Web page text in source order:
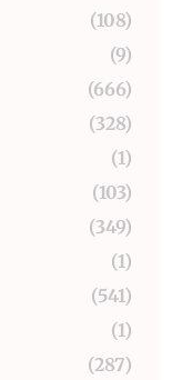
(108)
(9)
(666)
(328)
(1)
(103)
(349)
(1)
(541)
(1)
(287)